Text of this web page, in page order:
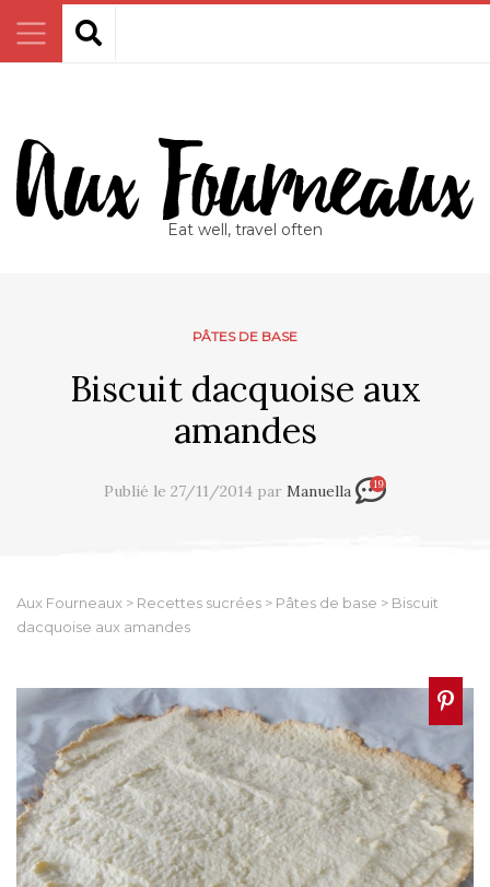
Eat well, travel often
PÂTES DE BASE
Biscuit dacquoise aux
amandes
Publié le 27/11/2014 par Manuella 19
Aux Fourneaux > Recettes sucrées > Pâtes de base > Biscuit
dacquoise aux amandes